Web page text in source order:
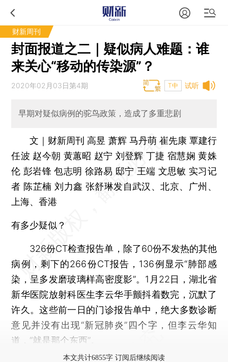
财新周刊
封面报道之二｜疑似病人难题：谁
来关心“移动的传染源”？
试听
2020年02月03日第4期 T中
早期对疑似病例的驼鸟政策，造成了多重悲剧
文｜财新周刊 高昱 萧辉 马丹萌 崔先康 覃建行
任波 赵今朝 黄蕙昭 赵宁 刘登辉 丁捷 宿慧娴 黄姝
伦 彭岩锋 包志明 徐路易 邸宁 王端 文思敏 实习记
者 陈芷楠 刘力鑫 张舒琳发自武汉、北京、广州、
上海、香港
有多少疑似？
326份CT检查报告单，除了60份不发热的其他
病例，剩下的266份CT报告，136例显示“肺部感
染，呈多发磨玻璃样高密度影”。1月22日，湖北省
新华医院放射科医生李云华手颤抖着数完，沉默了
许久。这些前一日的门诊报告单中，绝大多数诊断
意见并没有出现“新冠肺炎”四个字，但李云华知
道，“就是那个东西”。
本文共计6855字 订阅后继续阅读